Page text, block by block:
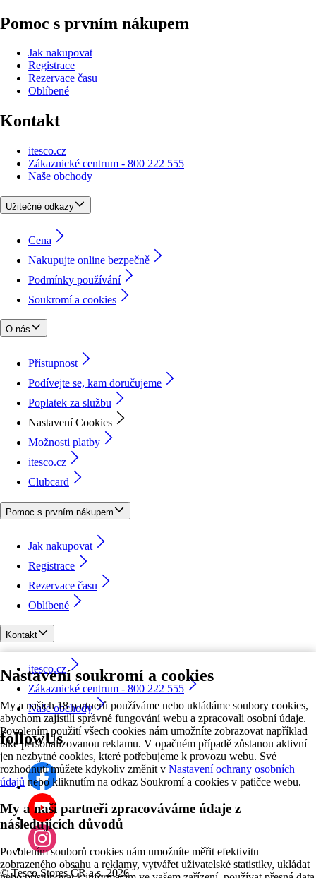
Nastavení soukromí a cookies
My a našich 18 partnerů používáme nebo ukládáme soubory cookies,
abychom zajistili správné fungování webu a zpracovali osobní údaje.
Povolením použití všech cookies nám umožníte zobrazovat například
také personalizovanou reklamu. V opačném případě zůstanou aktivní
jen nezbytné cookies, které potřebujeme k provozu webu. Své
rozhodnutí můžete kdykoliv změnit v Nastavení ochrany osobních
údajů nebo kliknutím na odkaz Soukromí a cookies v patičce webu.
My a naši partneři zpracováváme údaje z
následujících důvodů
Povolením souborů cookies nám umožníte měřit efektivitu
zobrazeného obsahu a reklamy, vytvářet uživatelské statistiky, ukládat
Pomoc s prvním nákupem
Jak nakupovat
Registrace
Rezervace času
Oblíbené
Kontakt
itesco.cz
Zákaznické centrum - 800 222 555
Naše obchody
Užitečné odkazy
Cena
Nakupujte online bezpečně
Podmínky používání
Soukromí a cookies
O nás
Přístupnost
Podívejte se, kam doručujeme
Poplatek za službu
Nastavení Cookies
Možnosti platby
itesco.cz
Clubcard
Pomoc s prvním nákupem
Jak nakupovat
Registrace
Rezervace času
Oblíbené
Kontakt
itesco.cz
Zákaznické centrum - 800 222 555
Naše obchody
followUs
©Tesco Stores ČR a.s. 2026